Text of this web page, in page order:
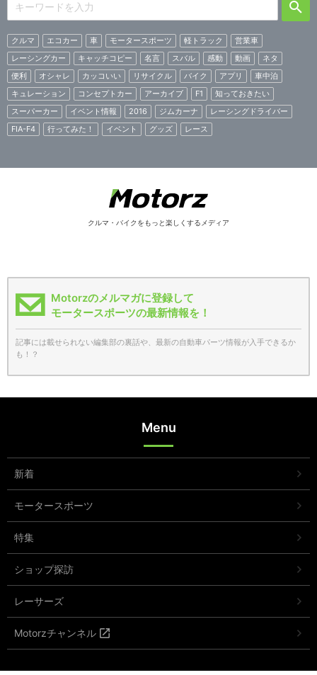
クルマ エコカー 車 モータースポーツ 軽トラック
営業車
レーシングカー
キャッチコピー 名言 スバル 感動 動画
ネタ
便利
オシャレ カッコいい リサイクル バイク アプリ
車中泊
キュレーション
コンセプトカー アーカイブ F1
知っておきたい
スーパーカー
イベント情報 2016 ジムカーナ
レーシングドライバー
FIA-F4
行ってみた！ イベント グッズ レース
クルマ・バイクをもっと楽しくするメディア
Motorzのメルマガに登録して
モータースポーツの最新情報を！
記事には載せられない編集部の裏話や、最新の自動車パーツ情報が入手できるか
も！？
Menu
新着
モータースポーツ
特集
ショップ探訪
レーサーズ
Motorzチャンネル